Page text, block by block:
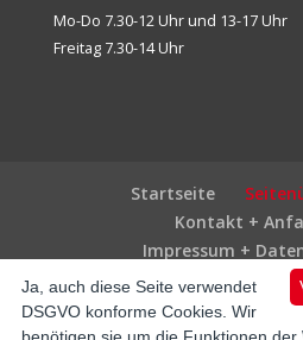
Mo-Do 7.30-12 Uhr und 13-17 Uhr
Freitag 7.30-14 Uhr
Startseite
Kontakt +
Impressum +
„Der Huber“ in Bergen
Ja, auch diese Seite verwendet
DSGVO konforme Cookies. Wir